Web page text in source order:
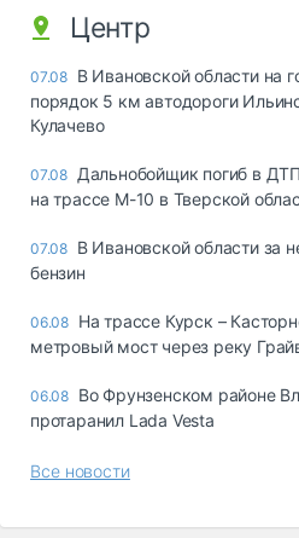
Центр
07.08 В Ивановской области на
порядок 5 км автодороги
Кулачево
07.08 Дальнобойщик погиб в
на трассе М-10 в Тверской
07.08 В Ивановской области за
бензин
06.08 На трассе Курск –
метровый мост через реку
06.08 Во Фрунзенском районе
протаранил Lada Vesta
Все новости